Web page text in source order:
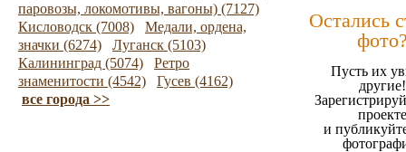
паровозы, локомотивы, вагоны) (7127)
Кисловодск (7008)
Медали, ордена,
значки (6274)
Луганск (5103)
Калининград (5074)
Ретро
знаменитости (4542)
Гусев (4162)
все города >>
Остались
Пусть их
другие!
проекте
и